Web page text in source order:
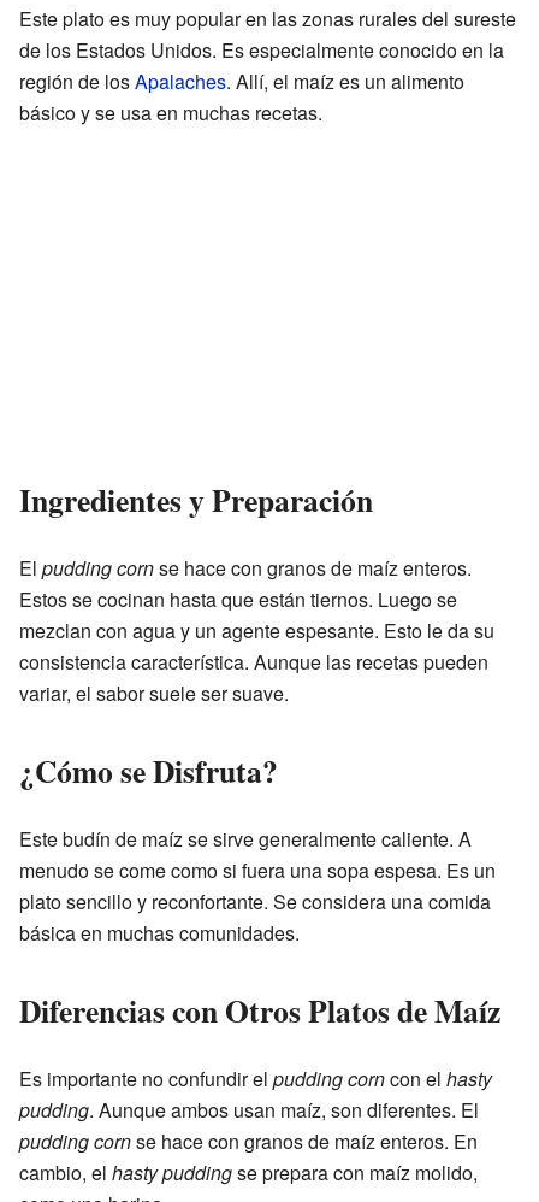
Este plato es muy popular en las zonas rurales del sureste
de los Estados Unidos. Es especialmente conocido en la
región de losApalaches. Allí, el maíz es un alimento
básico y se usa en muchas recetas.
Ingredientes y Preparación
El pudding cornse hace con granos de maíz enteros.
Estos se cocinan hasta que están tiernos. Luego se
mezclan con agua y un agente espesante. Esto le da su
consistencia característica. Aunque las recetas pueden
variar, el sabor suele ser suave.
¿Cómo se Disfruta?
Este budín de maíz se sirve generalmente caliente. A
menudo se come como si fuera una sopa espesa. Es un
plato sencillo y reconfortante. Se considera una comida
básica en muchas comunidades.
Diferencias con Otros Platos de Maíz
Es importante no confundir el pudding corncon el hasty
pudding. Aunque ambos usan maíz, son diferentes. El
pudding cornse hace con granos de maíz enteros. En
cambio, el hasty puddingse prepara con maíz molido,